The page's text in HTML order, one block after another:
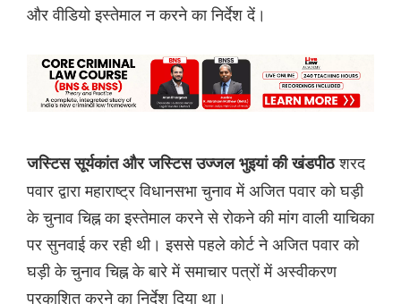
और वीडियो इस्तेमाल न करने का निर्देश दें।
जस्टिस सूर्यकांत और जस्टिस उज्जल भुइयां की खंडपीठशरद
पवार द्वारा महाराष्ट्र विधानसभा चुनाव में अजित पवार को घड़ी
के चुनाव चिह्न का इस्तेमाल करने से रोकने की मांग वाली याचिका
पर सुनवाई कर रही थी। इससे पहले कोर्ट ने अजित पवार को
घड़ी के चुनाव चिह्न के बारे में समाचार पत्रों में अस्वीकरण
प्रकाशित करने का निर्देश दिया था।